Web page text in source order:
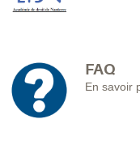
FAQ
En savoir